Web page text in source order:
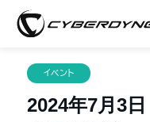
イベント
2024年7月3